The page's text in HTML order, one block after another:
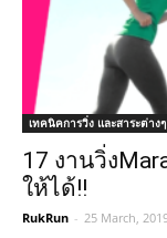
เทคนิคการวิ่ง และสาระต่างๆ
17 งานวิ่ง
ให้ได้!!
RukRun - 25 March,